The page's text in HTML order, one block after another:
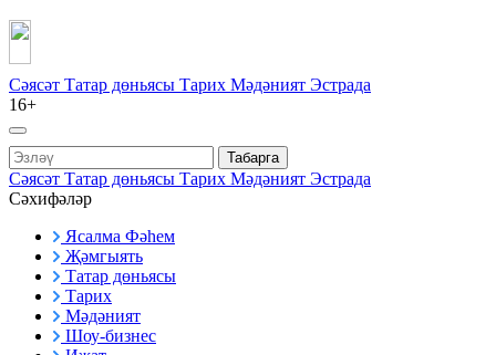
Сәясәт Татар дөньясы Тарих Мәдәният Эстрада
16+
Табарга
Сәясәт Татар дөньясы Тарих Мәдәният Эстрада
Сәхифәләр
Ясалма Фәһем
Җәмгыять
Татар дөньясы
Тарих
Мәдәният
Шоу-бизнес